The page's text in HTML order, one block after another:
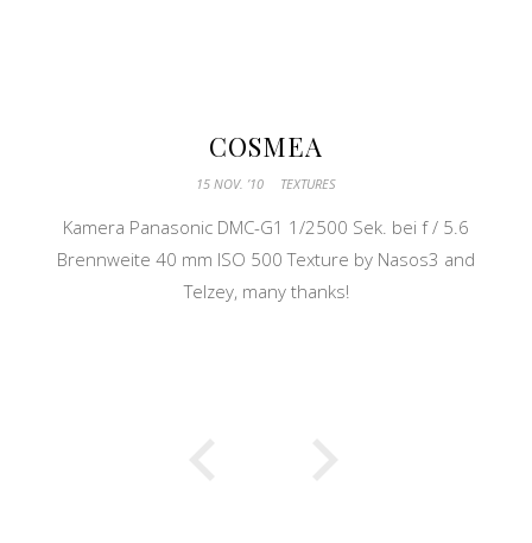
COSMEA
15 NOV. ’10 TEXTURES
Kamera Panasonic DMC-G1 1/2500 Sek. bei f / 5.6
Brennweite 40 mm ISO 500 Texture by Nasos3 and
Telzey, many thanks!